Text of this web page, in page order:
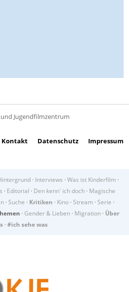
Jugendfilmzentrum
Kontakt Datenschutz Impressum
· Interviews · Was ist Kinderfilm ·
· Editorial · Den kenn' ich doch· Magische
· Suche · Kritiken · Kino · Stream · Serie ·
· Gender & Lieben · Migration · Über
· #ich sehe was